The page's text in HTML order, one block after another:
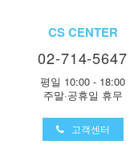
CS CENTER
02-714-5647
평일 10:00 - 18:00
주말·공휴일 휴무
고객센터